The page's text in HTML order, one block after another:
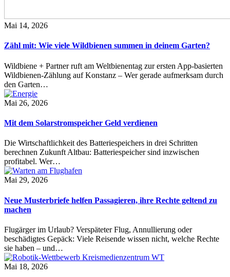
Mai 14, 2026
Zähl mit: Wie viele Wildbienen summen in deinem Garten?
Wildbiene + Partner ruft am Weltbienentag zur ersten App-basierten
Wildbienen-Zählung auf Konstanz – Wer gerade aufmerksam durch
den Garten…
Mai 26, 2026
Mit dem Solarstromspeicher Geld verdienen
Die Wirtschaftlichkeit des Batteriespeichers in drei Schritten
berechnen Zukunft Altbau: Batteriespeicher sind inzwischen
profitabel. Wer…
Mai 29, 2026
Neue Musterbriefe helfen Passagieren, ihre Rechte geltend zu
machen
Flugärger im Urlaub? Verspäteter Flug, Annullierung oder
beschädigtes Gepäck: Viele Reisende wissen nicht, welche Rechte
sie haben – und…
Mai 18, 2026